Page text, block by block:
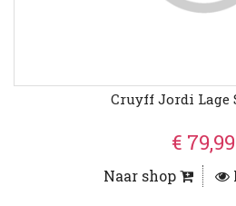
Cruyff Jordi Lage
€ 79,99
Naar shop